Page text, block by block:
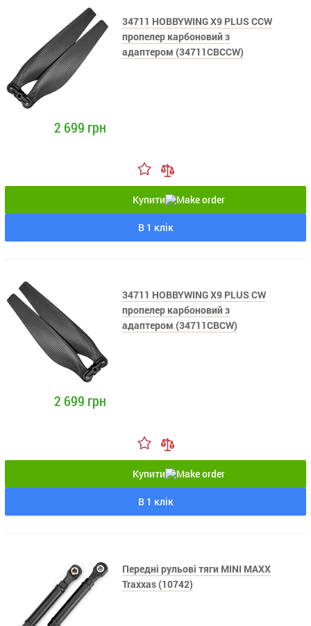
34711 HOBBYWING X9 PLUS CСW
пропелер карбоновий з
адаптером (34711CBCCW)
2 699 грн
Купити
В 1 клік
34711 HOBBYWING X9 PLUS CW
пропелер карбоновий з
адаптером (34711CBCW)
2 699 грн
Купити
В 1 клік
Передні рульові тяги MINI MAXX
Traxxas (10742)